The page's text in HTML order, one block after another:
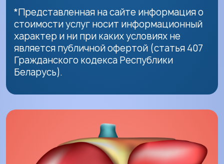
*Представленная на сайте информация о
стоимости услуг носит информационный
характер и ни при каких условиях не
является публичной офертой (статья 407
Гражданского кодекса Республики
Беларусь).